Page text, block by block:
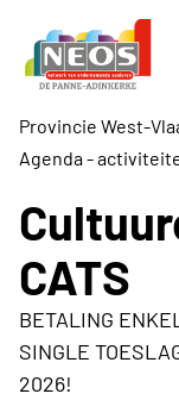
Provincie West-
Agenda -
CATS
BETALING
SINGLE
2026!